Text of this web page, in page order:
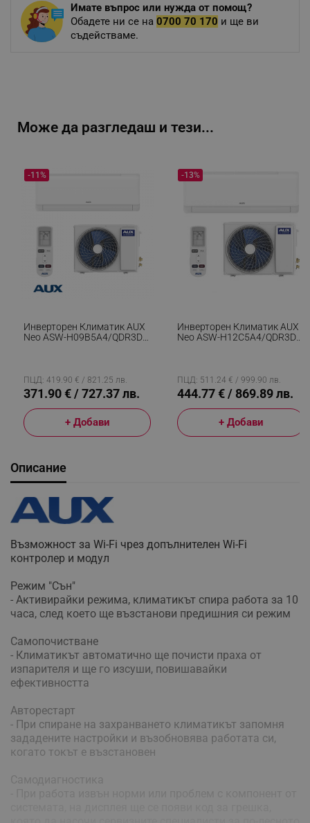
Имате въпрос или нужда от помощ?
Обадете ни се на 0700 70 170 и ще ви
съдействаме.
Може да разгледаш и тези...
Инверторен Климатик AUX
Neo ASW-H09B5A4/QDR3DI-
-11%
ПЦД: 419.90 € / 821.25 лв.
371.90 € / 727.37 лв.
+ Добави
Инверторен Климатик AUX
Neo ASW-H12C5A4/QDR3DI-
C" Филтър, Филтър С
Активен Въглен, Бял
-13%
ПЦД: 511.24 € / 999.90 лв.
444.77 € / 869.89 лв.
+ Добави
Описание
Възможност за Wi-Fi чрез допълнителен Wi-Fi
контролер и модул
Режим "Сън"
- Активирайки режима, климатикът спира работа за 10
часа, след което ще възстанови предишния си режим
Самопочистване
- Климатикът автоматично ще почисти праха от
изпарителя и ще го изсуши, повишавайки
ефективността
Авторестарт
- При спиране на захранването климатикът запомня
зададените настройки и възобновява работата си,
когато токът е възстановен
Самодиагностика